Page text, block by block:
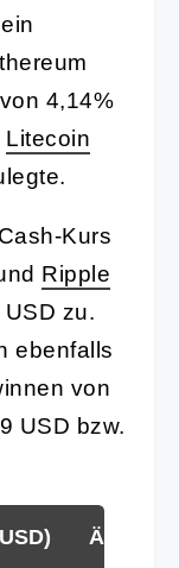
4,14%
Litecoin
Kurs
Ripple
zu.
ebenfalls
von
USD bzw.